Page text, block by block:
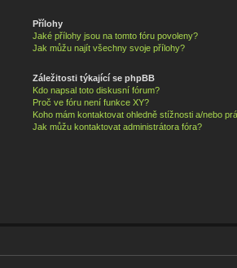
Přílohy
Jaké přílohy jsou na tomto fóru povoleny?
Jak můžu najít všechny svoje přílohy?
Záležitosti týkající se phpBB
Kdo napsal toto diskusní fórum?
Proč ve fóru není funkce XY?
Koho mám kontaktovat ohledně stížnosti a/nebo
Jak můžu kontaktovat administrátora fóra?